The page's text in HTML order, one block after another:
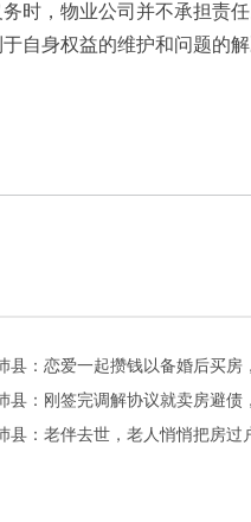
时，物业公司并不承担责
自身权益的维护和问题的解